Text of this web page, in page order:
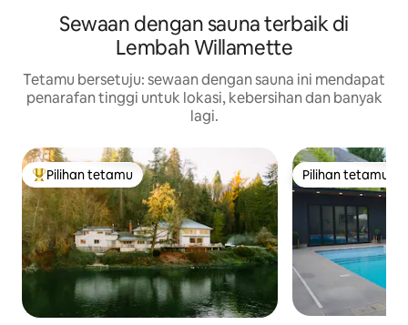
Sewaan dengan sauna terbaik di
Lembah Willamette
Tetamu bersetuju: sewaan dengan sauna ini mendapat
penarafan tinggi untuk lokasi, kebersihan dan banyak
lagi.
Pilihan utama tetamu
Pilihan tetamu Pilihan tetamu
Pilihan tetamu